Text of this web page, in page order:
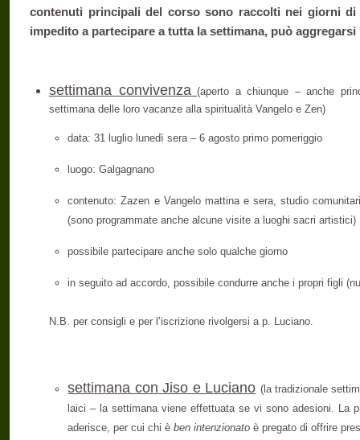
contenuti principali del corso sono raccolti nei giorni di
impedito a partecipare a tutta la settimana, può
settimana convivenza (aperto a chiunque – anche
settimana delle loro vacanze alla spiritualità Vangelo e Zen)
data: 31 luglio lunedì sera – 6 agosto primo pomeriggio
luogo: Galgagnano
contenuto: Zazen e Vangelo mattina e sera, studio
(sono programmate anche alcune visite a luoghi sacri artistici)
possibile partecipare anche solo qualche giorno
in seguito ad accordo, possibile condurre anche i propri figli
N.B. per consigli e per l’iscrizione rivolgersi a p. Luciano.
settimana con Jiso e Luciano (la tradizionale
laici – la settimana viene effettuata se vi sono adesioni. La
aderisce, per cui chi èben intenzionatoè pregato di offrire